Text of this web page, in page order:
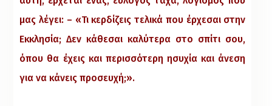
μας λέγει: – «Τι κερδίζεις τελικά που έρχεσαι στην
Εκκλησία; Δεν κάθεσαι καλύτερα στο σπίτι σου,
όπου θα έχεις και περισσότερη ησυχία και άνεση
για να κάνεις προσευχή;».